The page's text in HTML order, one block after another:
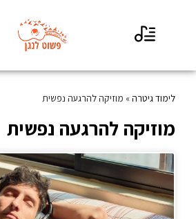
לימוד גיטרה» מוזיקה להרגעה נפשית
מוזיקה להרגעה נפשית